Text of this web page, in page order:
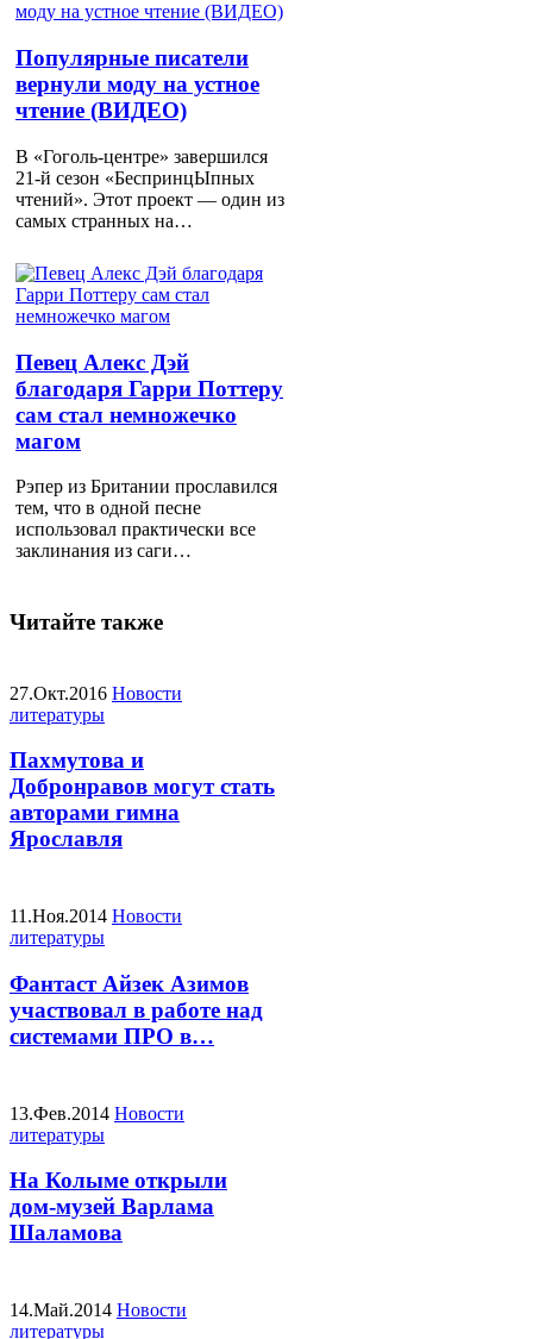
Популярные писатели
вернули моду на устное
чтение (ВИДЕО)
В «Гоголь-центре» завершился
21-й сезон «БеспринцЫпных
чтений». Этот проект — один из
самых странных на…
Певец Алекс Дэй
благодаря Гарри Поттеру
сам стал немножечко
магом
Рэпер из Британии прославился
тем, что в одной песне
использовал практически все
заклинания из саги…
Читайте также
27.Окт.2016 Новости
литературы
Пахмутова и
Добронравов могут стать
авторами гимна
Ярославля
11.Ноя.2014 Новости
литературы
Фантаст Айзек Азимов
участвовал в работе над
системами ПРО в…
13.Фев.2014 Новости
литературы
На Колыме открыли
дом-музей Варлама
Шаламова
14.Май.2014 Новости
литературы